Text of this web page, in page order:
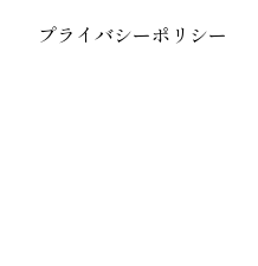
プライバシーポリシー